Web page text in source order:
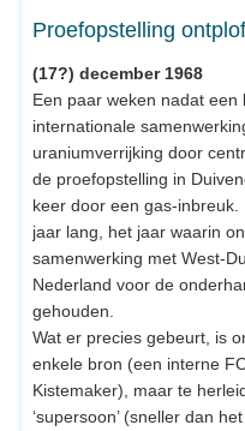
Proefopstelling
(17?) december 1968
Een paar weken nadat
internationale
uraniumverrijking door
de proefopstelling in
keer door een gas-
jaar lang, het jaar waarin
samenwerking met West-
Nederland voor de
gehouden.
Wat er precies gebeurt, is
enkele bron (een interne
Kistemaker), maar te
‘supersoon’ (sneller dan